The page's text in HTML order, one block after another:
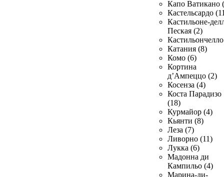
Капо Ватикано
Кастельсардо
Кастильоне-
Пеская (2)
Катания (8)
Комо (6)
Кортина
д’Ампеццо (2)
Косенза (4)
Коста Парадизо
(18)
Курмайор (4)
Кьянти (8)
Леза (7)
Ливорно (11)
Лукка (6)
Мадонна ди
Кампильо (4)
Марина-ди-